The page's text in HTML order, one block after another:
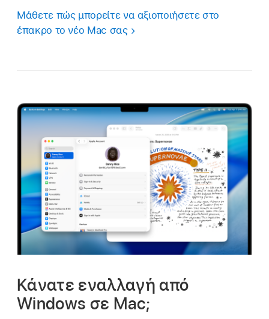
Μάθετε πώς μπορείτε να αξιοποιήσετε στο
έπακρο το νέο Mac σας
Κάνατε εναλλαγή από
Windows σε Mac;